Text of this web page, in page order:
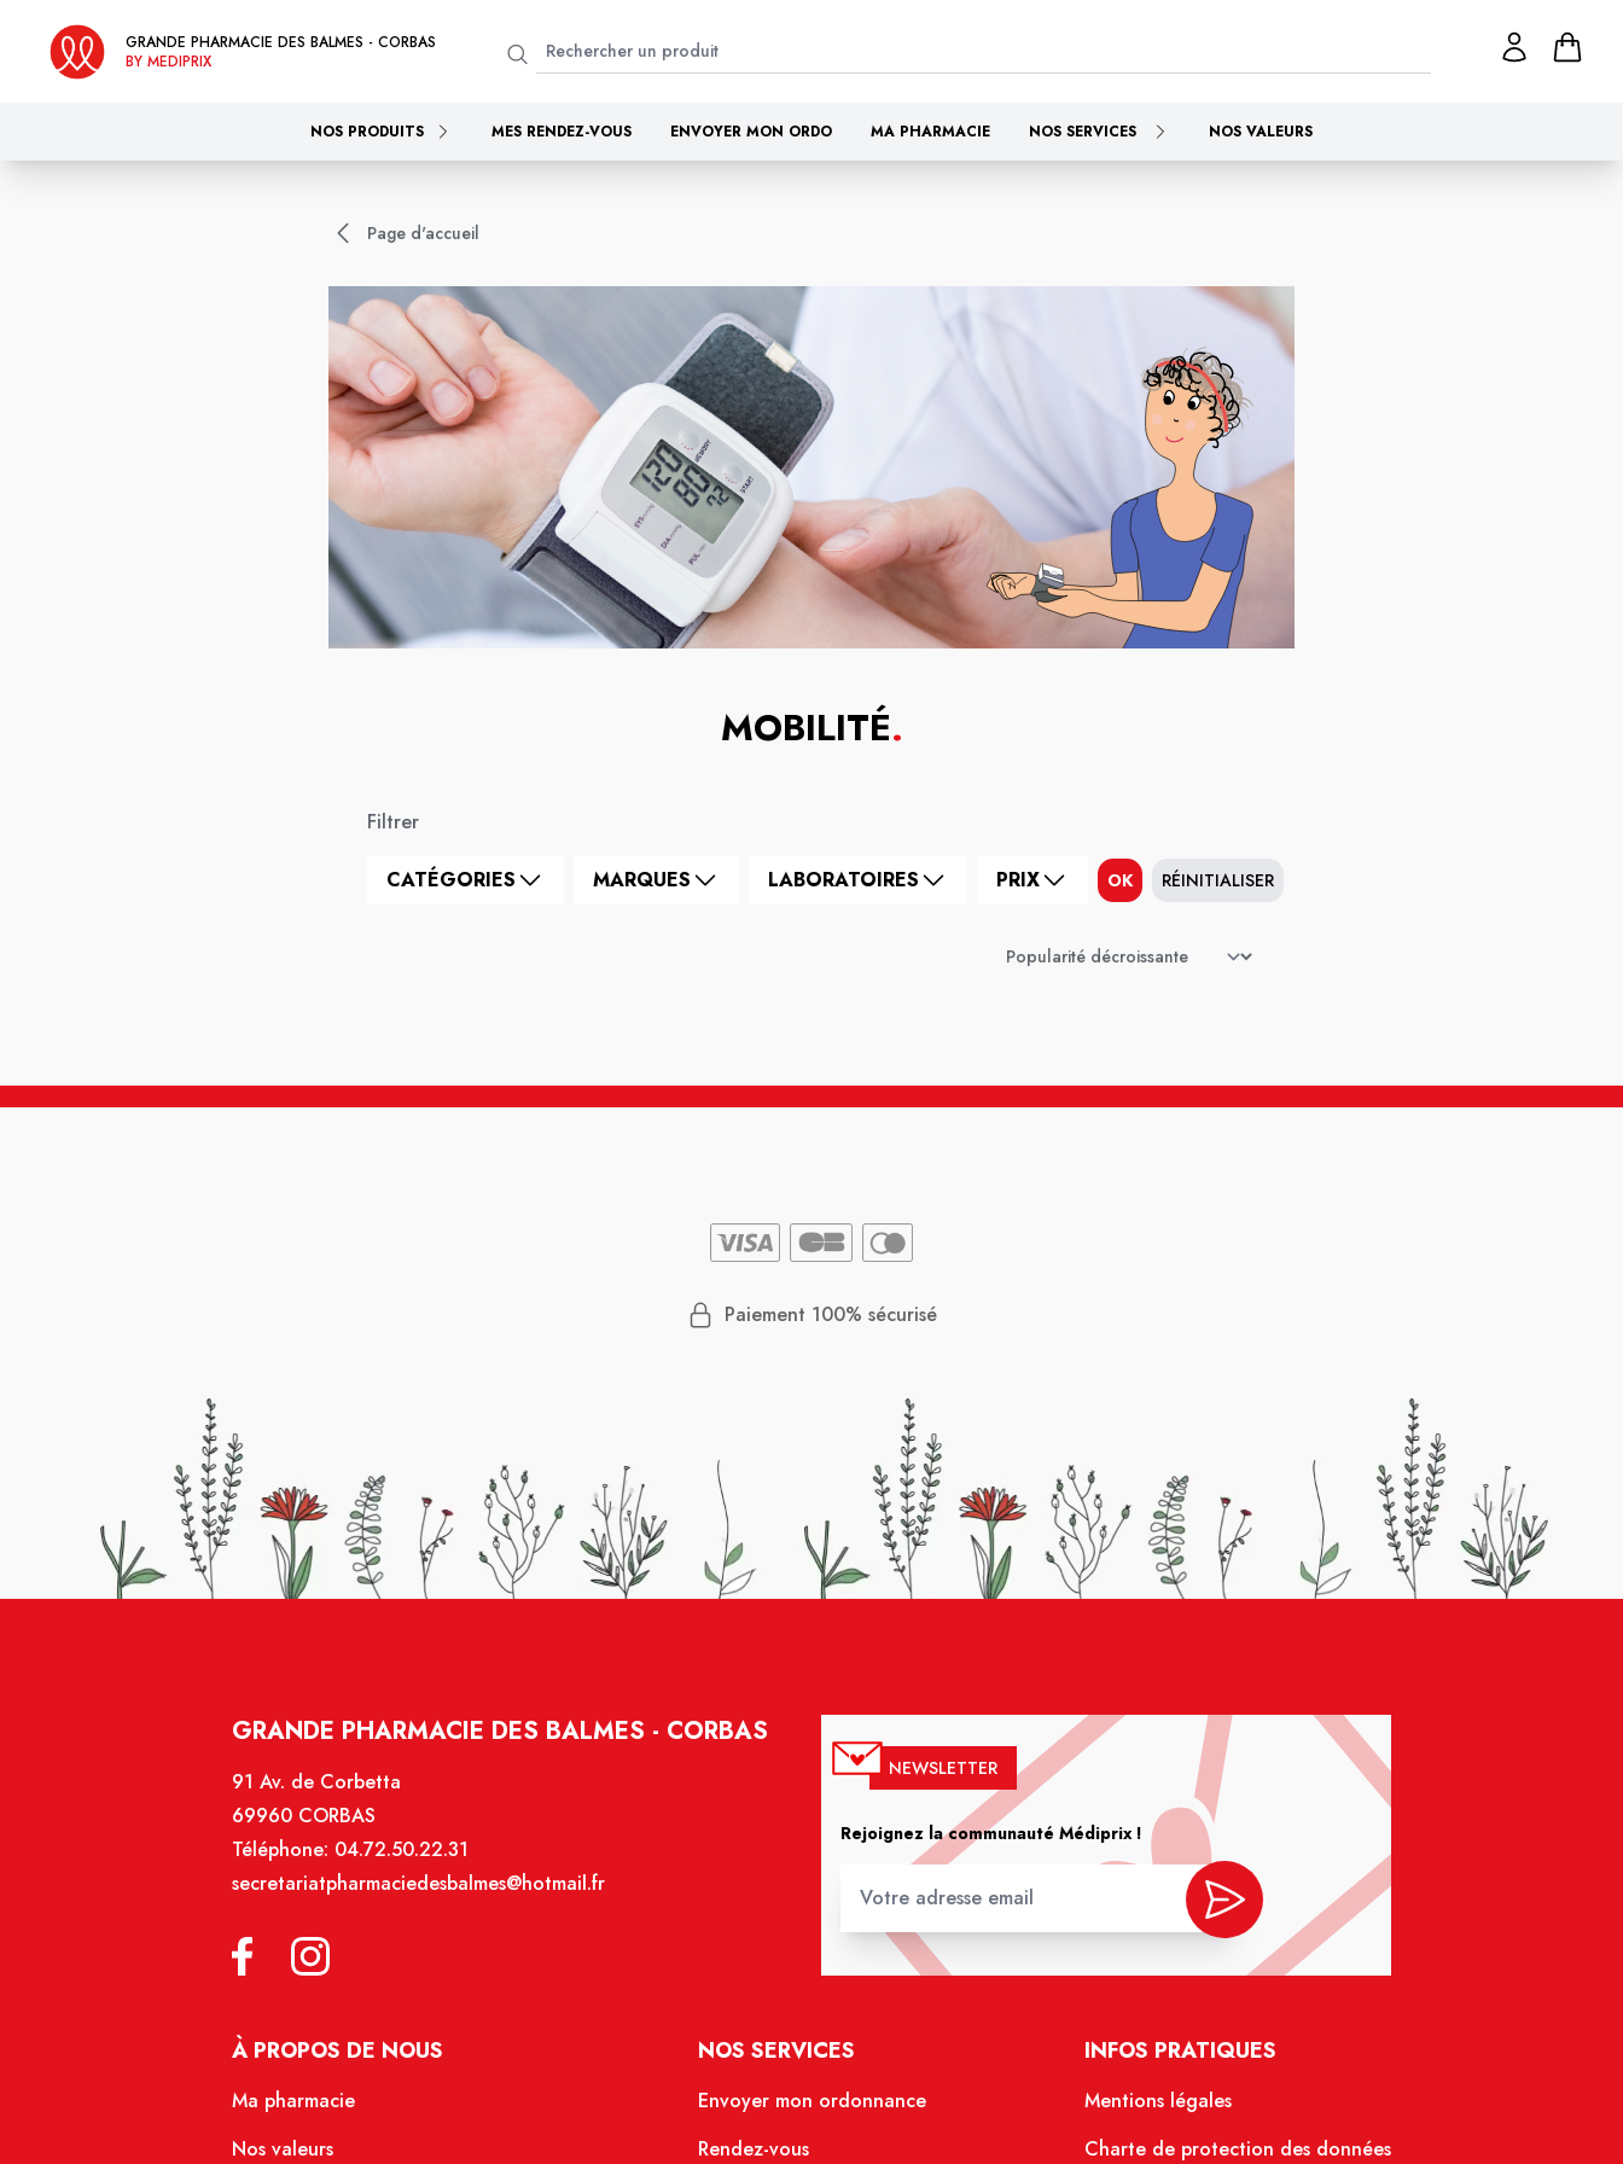
GRANDE PHARMACIE DES BALMES - CORBAS
BY MEDIPRIX
NOS PRODUITS MES RENDEZ-VOUS ENVOYER MON ORDO MA PHARMACIE NOS SERVICES NOS VALEURS
Page d'accueil
MOBILITÉ.
Filtrer
CATÉGORIES MARQUES LABORATOIRES PRIX OK RÉINITIALISER
Paiement 100% sécurisé
GRANDE PHARMACIE DES BALMES - CORBAS
91 Av. de Corbetta
69960 CORBAS
Téléphone: 04.72.50.22.31
secretariatpharmaciedesbalmes@hotmail.fr
NEWSLETTER
Rejoignez la communauté Médiprix !
À PROPOS DE NOUS
Ma pharmacie
Nos valeurs
NOS SERVICES
Envoyer mon ordonnance
Rendez-vous
INFOS PRATIQUES
Mentions légales
Charte de protection des données